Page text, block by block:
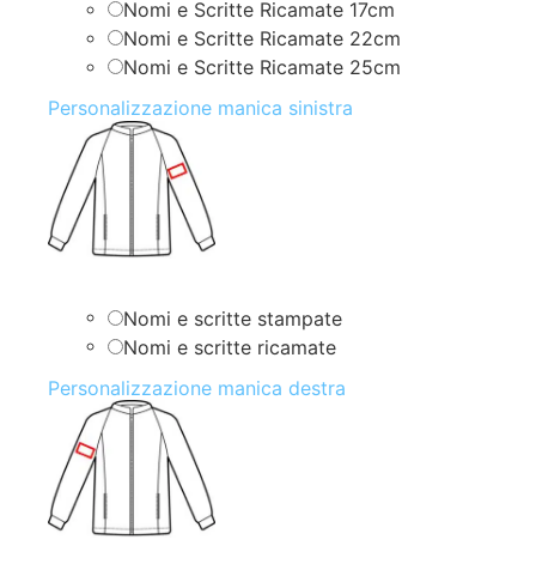
Nomi e Scritte Ricamate 17cm
Nomi e Scritte Ricamate 22cm
Nomi e Scritte Ricamate 25cm
Personalizzazione manica sinistra
Nomi e scritte stampate
Nomi e scritte ricamate
Personalizzazione manica destra